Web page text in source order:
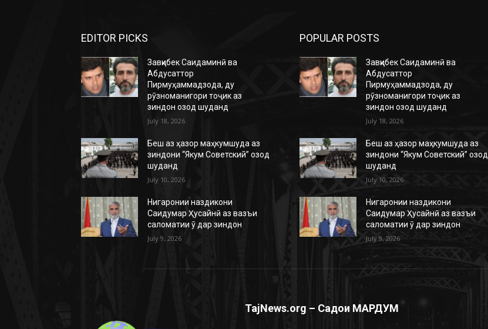
EDITOR PICKS
Завқибек Саидаминӣ ва
Абдусаттор
Пирмуҳаммадзода, ду
рӯзноманигори тоҷик аз
зиндон озод шуданд
July 18, 2026
Беш аз ҳазор маҳкумшуда аз
зиндони “Якум Советский” озод
шуданд
July 10, 2026
Нигаронии наздикони
Саидумар Ҳусайнӣ аз вазъи
саломатии ӯ дар зиндон
July 9, 2026
POPULAR POSTS
Завқибек Саидаминӣ ва
Абдусаттор
Пирмуҳаммадзода, ду
рӯзноманигори тоҷик аз
зиндон озод шуданд
July 18, 2026
Беш аз ҳазор маҳкумшуда аз
зиндони “Якум Советский” озод
шуданд
July 10, 2026
Нигаронии наздикони
Саидумар Ҳусайнӣ аз вазъи
саломатии ӯ дар зиндон
July 9, 2026
TajNews.org – Садои МАРДУМ